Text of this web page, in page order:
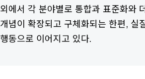
외에서 각 분야별로 통합과 표준화와
개념이 확장되고 구체화되는 한편, 실
행동으로 이어지고 있다.